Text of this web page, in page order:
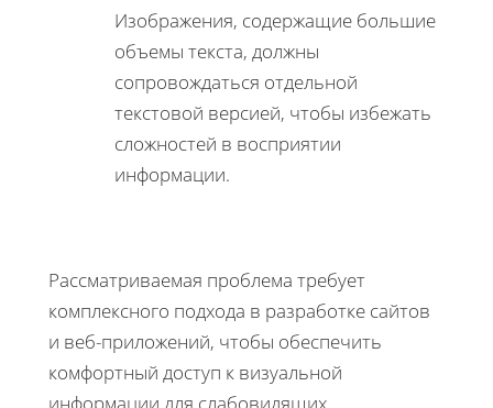
Изображения, содержащие большие
объемы текста, должны
сопровождаться отдельной
текстовой версией, чтобы избежать
сложностей в восприятии
информации.
Рассматриваемая проблема требует
комплексного подхода в разработке сайтов
и веб-приложений, чтобы обеспечить
комфортный доступ к визуальной
информации для слабовидящих